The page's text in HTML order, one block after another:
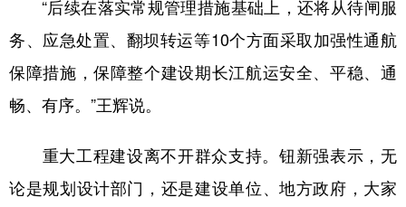
“后续在落实常规管理措施基础上，还将从待闸服
务、应急处置、翻坝转运等10个方面采取加强性通航
保障措施，保障整个建设期长江航运安全、平稳、通
畅、有序。”王辉说。
重大工程建设离不开群众支持。钮新强表示，无
论是规划设计部门，还是建设单位、地方政府，大家